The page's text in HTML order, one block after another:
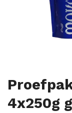
4x250g